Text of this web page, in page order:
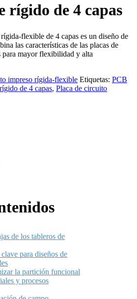
rígido de 4 capas
flexible de 4 capas es un diseño de
las características de las placas de
mayor flexibilidad y alta
impreso rígida-flexible Etiquetas: PCB
de 4 capas, Placa de circuito
de los tableros de
para diseños de
la partición funcional
y procesos